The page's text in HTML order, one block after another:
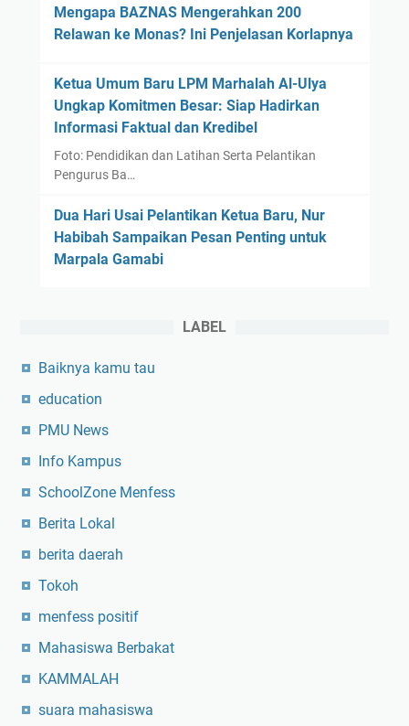
n
u
i
s
B
a
g
G
e
n
i
s
l
m
Mengapa BAZNAS Mengerahkan 200
Relawan ke Monas? Ini Penjelasan Korlapnya
Ketua Umum Baru LPM Marhalah Al-Ulya
Ungkap Komitmen Besar: Siap Hadirkan
Informasi Faktual dan Kredibel
Foto: Pendidikan dan Latihan Serta Pelantikan
Pengurus Ba…
Dua Hari Usai Pelantikan Ketua Baru, Nur
Habibah Sampaikan Pesan Penting untuk
Marpala Gamabi
LABEL
Baiknya kamu tau
education
PMU News
Info Kampus
SchoolZone Menfess
Berita Lokal
berita daerah
Tokoh
menfess positif
Mahasiswa Berbakat
KAMMALAH
suara mahasiswa